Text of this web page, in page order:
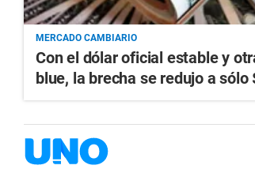
MERCADO CAMBIARIO
Con el dólar oficial estable y
blue, la brecha se redujo a sólo